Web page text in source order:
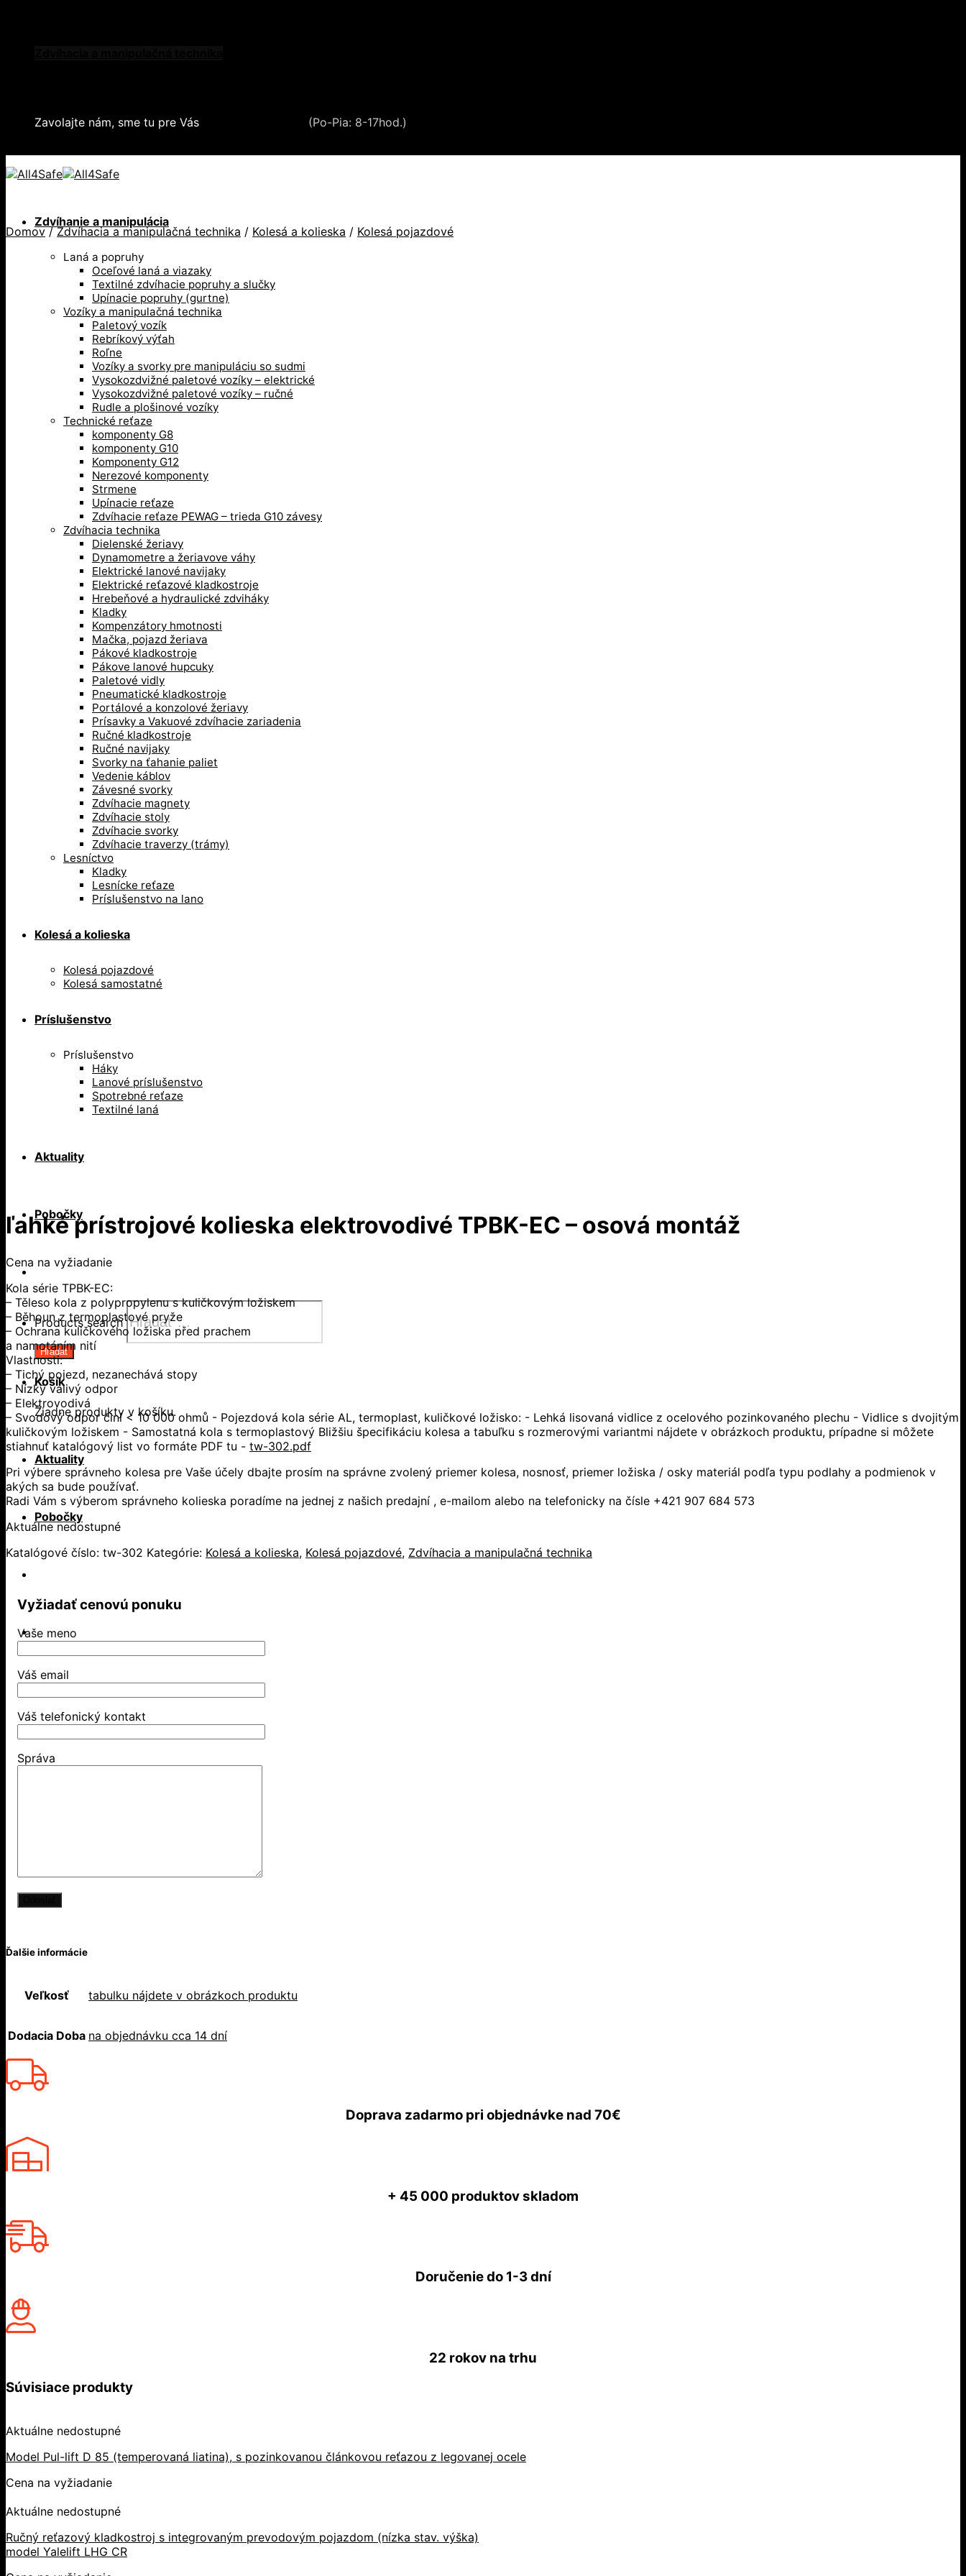
Zavolajte nám, sme tu pre Vás
(Po-Pia: 8-17hod.)
Zdvíhanie a manipulácia
Laná a popruhy
Oceľové laná a viazaky
Textilné zdvíhacie popruhy a slučky
Upínacie popruhy (gurtne)
Vozíky a manipulačná technika
Paletový vozík
Rebríkový výťah
Roľne
Vozíky a svorky pre manipuláciu so sudmi
Vysokozdvižné paletové vozíky – elektrické
Vysokozdvižné paletové vozíky – ručné
Rudle a plošinové vozíky
Technické reťaze
komponenty G8
komponenty G10
Komponenty G12
Nerezové komponenty
Strmene
Upínacie reťaze
Zdvíhacie reťaze PEWAG – trieda G10 závesy
Zdvíhacia technika
Dielenské žeriavy
Dynamometre a žeriavove váhy
Elektrické lanové navijaky
Elektrické reťazové kladkostroje
Hrebeňové a hydraulické zdviháky
Kladky
Kompenzátory hmotnosti
Mačka, pojazd žeriava
Pákové kladkostroje
Pákove lanové hupcuky
Paletové vidly
Pneumatické kladkostroje
Portálové a konzolové žeriavy
Prísavky a Vakuové zdvíhacie zariadenia
Ručné kladkostroje
Ručné navijaky
Svorky na ťahanie paliet
Vedenie káblov
Závesné svorky
Zdvíhacie magnety
Zdvíhacie stoly
Zdvíhacie svorky
Zdvíhacie traverzy (trámy)
Lesníctvo
Kladky
Lesnícke reťaze
Príslušenstvo na lano
Kolesá a kolieska
Kolesá pojazdové
Kolesá samostatné
Príslušenstvo
Príslušenstvo
Háky
Lanové príslušenstvo
Spotrebné reťaze
Textilné laná
Aktuality
Pobočky
Products search
Hľadať
Košík
Žiadne produkty v košíku.
Aktuality
Pobočky
Domov / Zdvíhacia a manipulačná technika / Kolesá a kolieska / Kolesá pojazdové
ľahké prístrojové kolieska elektrovodivé TPBK-EC – osová montáž
Cena na vyžiadanie
Kola série TPBK-EC:
– Těleso kola z polypropylenu s kuličkovým ložiskem
– Běhoun z termoplastové pryže
– Ochrana kuličkového ložiska před prachem
a namotáním nití
Vlastnosti:
– Tichý pojezd, nezanechává stopy
– Nízký valivý odpor
– Elektrovodivá
– Svodový odpor činí < 10 000 ohmů - Pojezdová kola série AL, termoplast, kuličkové ložisko: - Lehká lisovaná vidlice z ocelového pozinkovaného plechu - Vidlice s dvojitým
kuličkovým ložiskem - Samostatná kola s termoplastový Bližšiu špecifikáciu kolesa a tabuľku s rozmerovými variantmi nájdete v obrázkoch produktu, prípadne si môžete
stiahnuť katalógový list vo formáte PDF tu - tw-302.pdf
Pri výbere správneho kolesa pre Vaše účely dbajte prosím na správne zvolený priemer kolesa, nosnosť, priemer ložiska / osky materiál podľa typu podlahy a podmienok v
akých sa bude používať.
Radi Vám s výberom správneho kolieska poradíme na jednej z našich predajní , e-mailom alebo na telefonicky na čísle +421 907 684 573
Aktuálne nedostupné
Katalógové číslo: tw-302 Kategórie: Kolesá a kolieska, Kolesá pojazdové, Zdvíhacia a manipulačná technika
Vyžiadať cenovú ponuku
Vaše meno
Váš email
Váš telefonický kontakt
Správa
Ďalšie informácie
Veľkosť tabulku nájdete v obrázkoch produktu
Dodacia Doba na objednávku cca 14 dní
Doprava zadarmo pri objednávke nad 70€
+ 45 000 produktov skladom
Doručenie do1-3 dní
22 rokov na trhu
Súvisiace produkty
Aktuálne nedostupné
Model Pul-lift D 85 (temperovaná liatina), s pozinkovanou článkovou reťazou z legovanej ocele
Cena na vyžiadanie
Aktuálne nedostupné
Ručný reťazový kladkostroj s integrovaným prevodovým pojazdom (nízka stav. výška)
model Yalelift LHG CR